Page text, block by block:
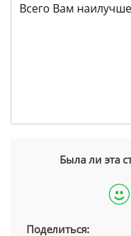
Всего Вам
Была ли эта
Поделиться: